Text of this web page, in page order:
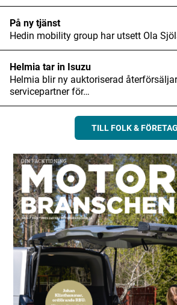
E-postadress*
På ny tjänst
Hedin mobility group har utsett Ola
Helmia tar in Isuzu
Helmia blir ny auktoriserad
servicepartner för…
TILL FOLK & FÖRETAG